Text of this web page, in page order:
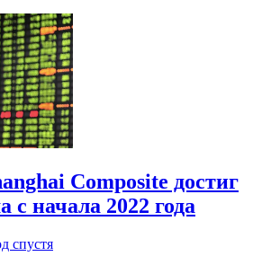
Composite достиг
с начала 2022 года
спустя